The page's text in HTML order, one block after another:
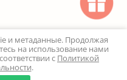
и метаданные. Продолжая
на использование нами
с Политикой
.